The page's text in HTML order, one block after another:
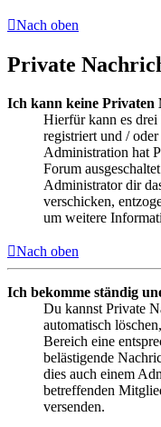
Nach oben
Private
Ich kann keine Privaten
Hierfür kann es
registriert und /
Administration hat
Forum
Administrator dir
verschicken,
um weitere
Nach oben
Ich bekomme ständig
Du kannst Private
automatisch
Bereich eine
belästigende
dies auch einem
betreffenden
versenden.